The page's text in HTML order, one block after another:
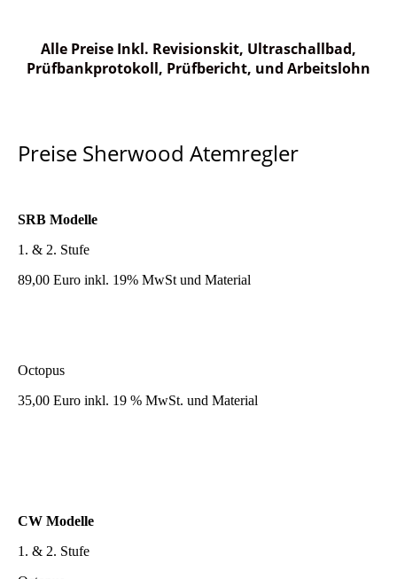
Alle Preise Inkl. Revisionskit, Ultraschallbad,
Prüfbankprotokoll, Prüfbericht, und Arbeitslohn
Preise Sherwood Atemregler
SRB Modelle
1. & 2. Stufe
89,00 Euro inkl. 19% MwSt und Material
Octopus
35,00 Euro inkl. 19 % MwSt. und Material
CW Modelle
1. & 2. Stufe